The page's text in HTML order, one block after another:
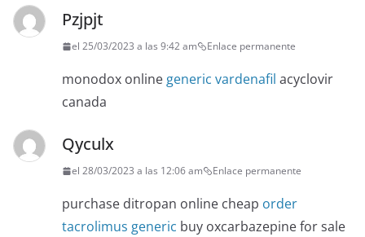
Pzjpjt
el 25/03/2023 a las 9:42 am Enlace permanente
monodox online generic vardenafil acyclovir
canada
Qyculx
el 28/03/2023 a las 12:06 am Enlace permanente
purchase ditropan online cheap order
tacrolimus generic buy oxcarbazepine for sale